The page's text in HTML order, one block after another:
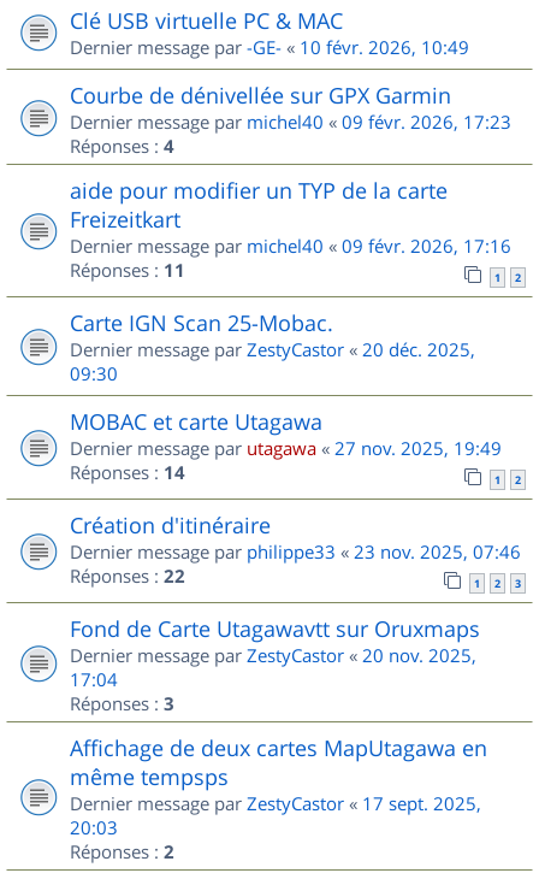
Clé USB virtuelle PC & MAC
Dernier message par -GE- « 10 févr. 2026, 10:49
Courbe de dénivellée sur GPX Garmin
Dernier message par michel40 « 09 févr. 2026, 17:23
Réponses : 4
aide pour modifier un TYP de la carte
Freizeitkart
Dernier message par michel40 « 09 févr. 2026, 17:16
Réponses : 11 1 2
Carte IGN Scan 25-Mobac.
Dernier message par ZestyCastor « 20 déc. 2025,
09:30
MOBAC et carte Utagawa
Dernier message par utagawa « 27 nov. 2025, 19:49
Réponses : 14 1 2
Création d'itinéraire
Dernier message par philippe33 « 23 nov. 2025, 07:46
Réponses : 22 1 2 3
Fond de Carte Utagawavtt sur Oruxmaps
Dernier message par ZestyCastor « 20 nov. 2025,
17:04
Réponses : 3
Affichage de deux cartes MapUtagawa en
même tempsps
Dernier message par ZestyCastor « 17 sept. 2025,
20:03
Réponses : 2